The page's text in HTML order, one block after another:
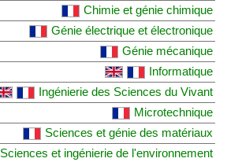
Chimie et génie chimique
Génie électrique et électronique
Génie mécanique
Informatique
Ingénierie des Sciences du Vivant
Microtechnique
Sciences et génie des matériaux
Sciences et ingénierie de l'environnement